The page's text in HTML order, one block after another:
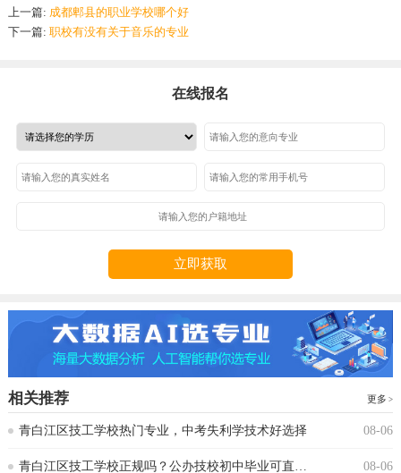
上一篇: 成都郫县的职业学校哪个好
下一篇: 职校有没有关于音乐的专业
在线报名
立即获取
相关推荐 更多
青白江区技工学校热门专业，中考失利学技术好选择 08-06
青白江区技工学校正规吗？公办技校初中毕业可直接报读 08-06